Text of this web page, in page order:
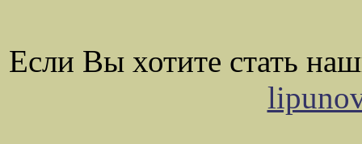
Если Вы хотите стать